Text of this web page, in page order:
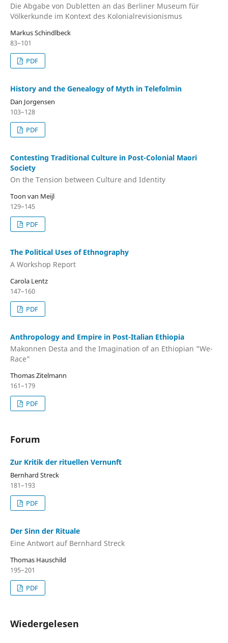
Die Abgabe von Dubletten an das Berliner Museum für
Völkerkunde im Kontext des Kolonialrevisionismus
Markus Schindlbeck
83–101
PDF
History and the Genealogy of Myth in Telefolmin
Dan Jorgensen
103–128
PDF
Contesting Traditional Culture in Post-Colonial Maori
Society
On the Tension between Culture and Identity
Toon van Meijl
129–145
PDF
The Political Uses of Ethnography
A Workshop Report
Carola Lentz
147–160
PDF
Anthropology and Empire in Post-Italian Ethiopia
Makonnen Desta and the Imagination of an Ethiopian "We-
Race"
Thomas Zitelmann
161–179
PDF
Forum
Zur Kritik der rituellen Vernunft
Bernhard Streck
181–193
PDF
Der Sinn der Rituale
Eine Antwort auf Bernhard Streck
Thomas Hauschild
195–201
PDF
Wiedergelesen